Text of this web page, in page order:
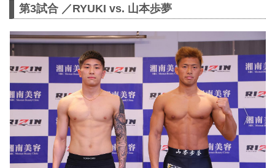
第3試合 ／RYUKI vs. 山本歩夢